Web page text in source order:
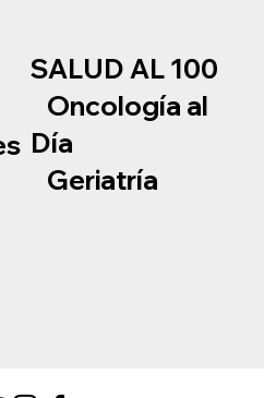
SALUD AL 100
Oncología al
Día
Geriatría